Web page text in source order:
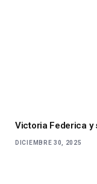
Victoria Federica y
DICIEMBRE 30, 2025